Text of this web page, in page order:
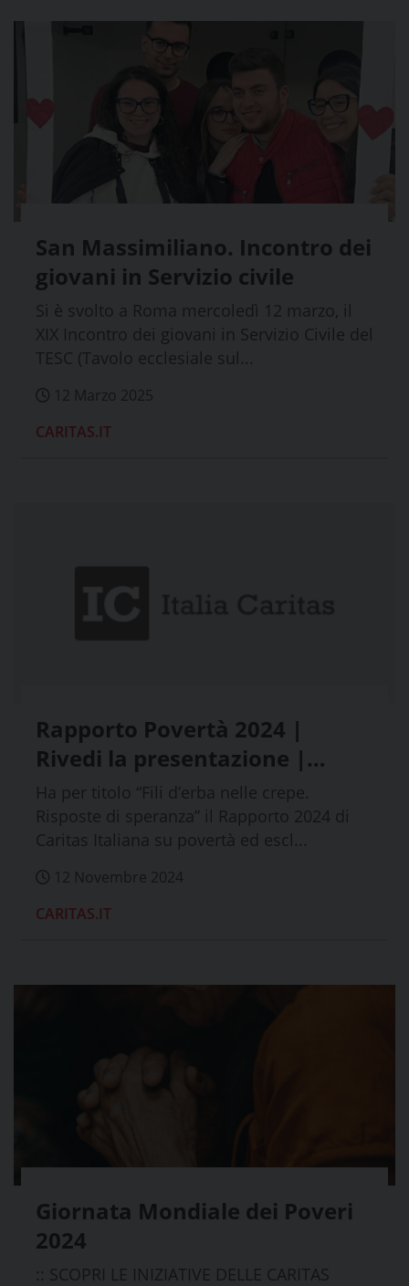
San Massimiliano. Incontro dei
giovani in Servizio civile
Si è svolto a Roma mercoledì 12 marzo, il
XIX Incontro dei giovani in Servizio Civile del
TESC (Tavolo ecclesiale sul...
12 Marzo 2025
CARITAS.IT
Rapporto Povertà 2024 |
Rivedi la presentazione |
Scarica il Rapporto integrale,
la sintesi, le infografiche
Ha per titolo “Fili d’erba nelle crepe.
Risposte di speranza” il Rapporto 2024 di
Caritas Italiana su povertà ed escl...
12 Novembre 2024
CARITAS.IT
Giornata Mondiale dei Poveri
2024
:: SCOPRI LE INIZIATIVE DELLE CARITAS